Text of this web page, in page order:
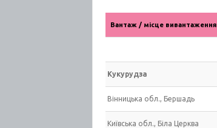
Вантаж / місце вивантаження
Кукурудза
Вінницька обл., Бершадь
Київська обл., Біла Церква